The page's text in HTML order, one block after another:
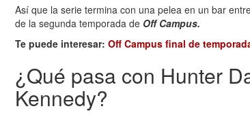
Así que la serie termina con una pelea en un bar entre
de la segunda temporada de Off Campus.
Te puede interesar: Off Campus final de
¿Qué pasa con Hunter
Kennedy?